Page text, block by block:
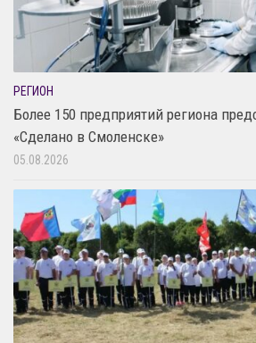
РЕГИОН
Более 150 предприятий региона
«Сделано в Смоленске»
05.08.2026